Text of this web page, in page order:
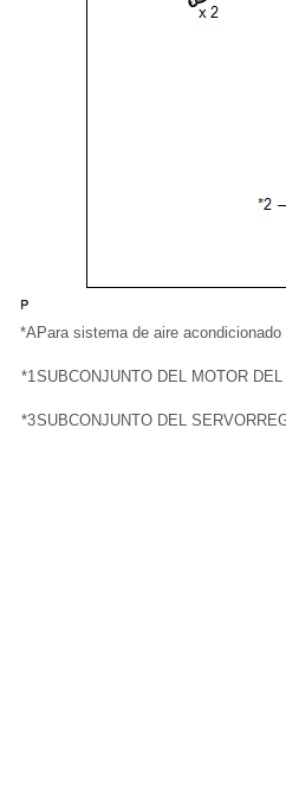
*APara sistema de aire
*1SUBCONJUNTO DEL MOTOR
*3SUBCONJUNTO DEL